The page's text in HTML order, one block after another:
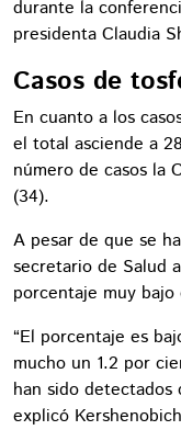
durante la
presidenta Claudia
Casos de
En cuanto a los
el total asciende a
número de casos la
(34).
A pesar de que se
secretario de Salud
porcentaje muy
“El porcentaje es
mucho un 1.2 por
han sido detectados
explicó